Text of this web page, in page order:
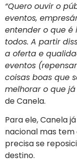
“Quero ouvir o
eventos,
entender o que
todos. A partir
a oferta e
eventos
coisas boas que
melhorar o que já
de Canela.
Para ele, Canela
nacional mas
precisa se
destino.